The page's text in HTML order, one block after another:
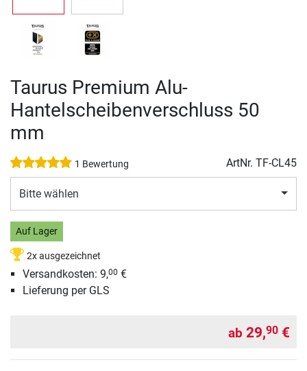
Taurus Premium Alu-
Hantelscheibenverschluss 50
mm
1 Bewertung ArtNr. TF-CL45
Bitte wählen
Auf Lager
2x ausgezeichnet
Versandkosten: 9,00 €
Lieferung per GLS
ab 29,90 €